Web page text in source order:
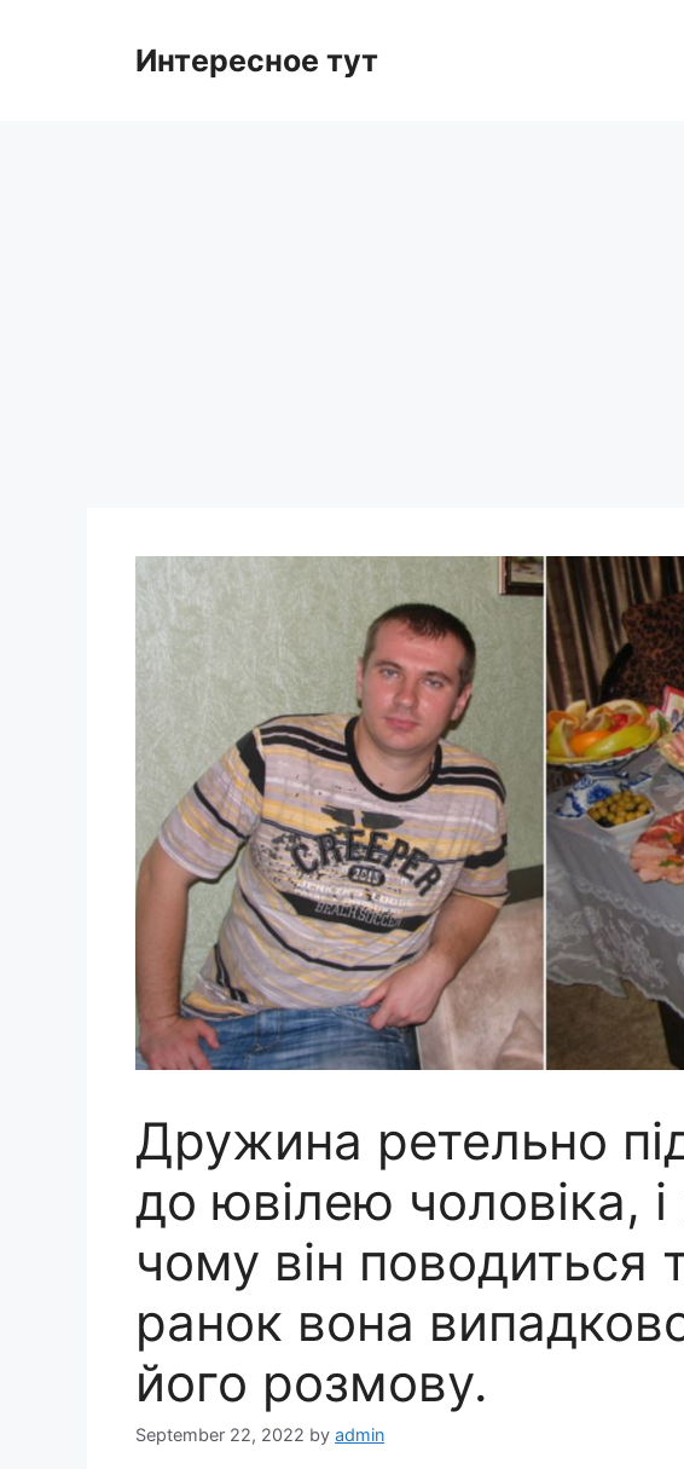
Интересное тут
Дружина ретельно
до ювілею чоловіка,
чому він поводиться
ранок вона
його розмову.
September 22, 2022 by admin